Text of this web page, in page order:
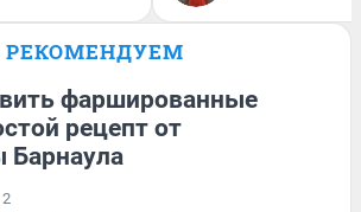
РЕКОМЕНДУЕМ
фаршированные
рецепт от
2